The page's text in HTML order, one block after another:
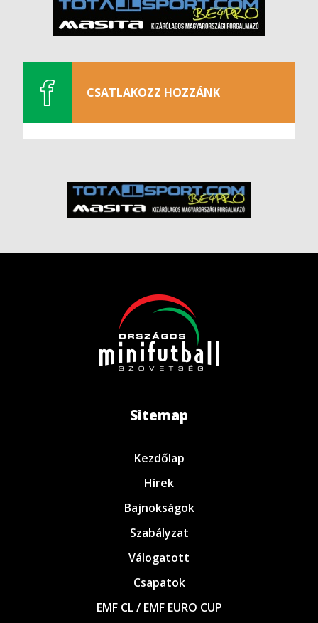
CSATLAKOZZ HOZZÁNK
Sitemap
Kezdőlap
Hírek
Bajnokságok
Szabályzat
Válogatott
Csapatok
EMF CL / EMF EURO CUP